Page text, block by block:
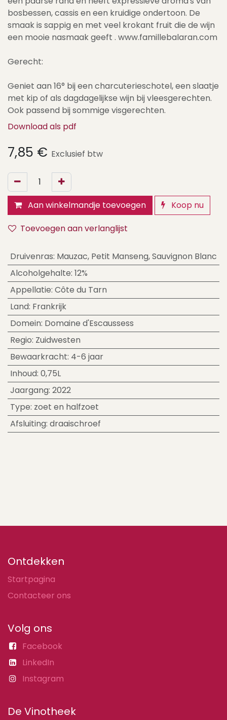
bosbessen, cassis en een kruidige ondertoon. De
smaak is sappig en met veel krokant fruit die de wijn
een mooie nasmaak geeft . www.famillebalaran.com
Gerecht:
Geniet aan 16° bij een charcuterieschotel, een slaatje
met kip of als dagdagelijkse wijn bij vleesgerechten.
Ook passend bij sommige visgerechten.
Download als pdf
7,85 € Exclusief btw
Aan winkelmandje toevoegen
Koop nu
Toevoegen aan verlanglijst
Druivenras: Mauzac, Petit Manseng,Sauvignon Blanc
Alcoholgehalte: 12%
Appellatie: Côte du Tarn
Land: Frankrijk
Domein: Domaine d'Escaussess
Regio: Zuidwesten
Bewaarkracht: 4-6 jaar
Inhoud: 0,75L
Jaargang: 2022
Type: zoet en halfzoet
Afsluiting: draaischroef
Ontdekken
Startpagina
Contacteer ons
Volg ons
Facebook
LinkedIn
Instagram
De Vinotheek